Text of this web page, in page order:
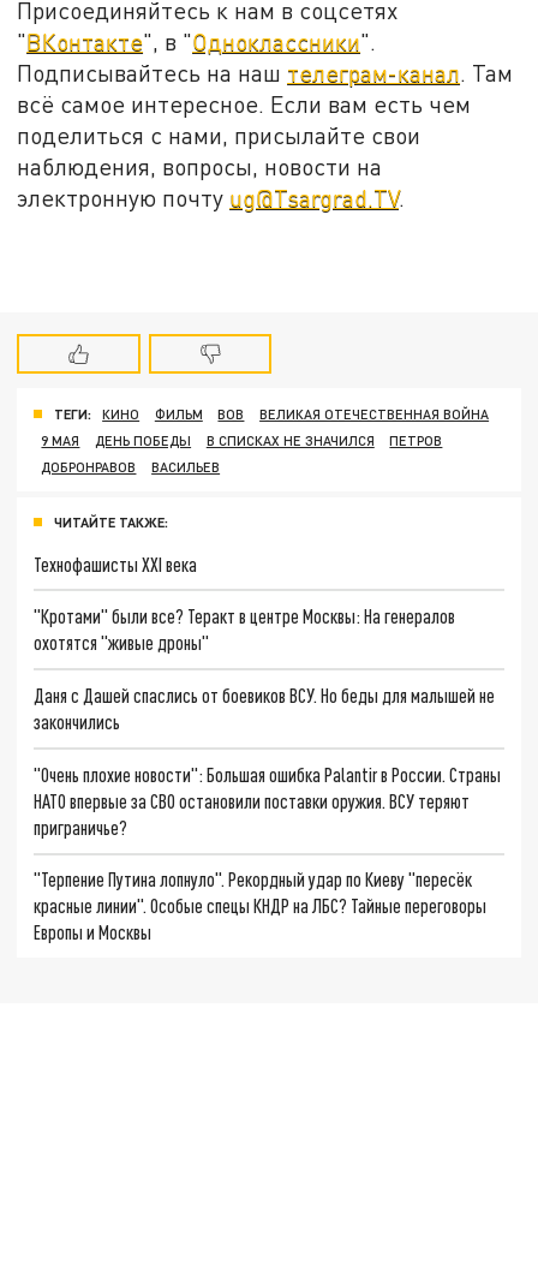
Присоединяйтесь к нам в соцсетях
"ВКонтакте", в "Одноклассники".
Подписывайтесь на наш телеграм-канал . Там
всё самое интересное. Если вам есть чем
поделиться с нами, присылайте свои
наблюдения, вопросы, новости на
электронную почту ug@Tsargrad.TV.
ТЕГИ: КИНО ФИЛЬМ ВОВ
ВЕЛИКАЯ ОТЕЧЕСТВЕННАЯ ВОЙНА
9 МАЯ
ДЕНЬ ПОБЕДЫ В СПИСКАХ НЕ ЗНАЧИЛСЯ
ПЕТРОВ
ДОБРОНРАВОВ
ВАСИЛЬЕВ
ЧИТАЙТЕ ТАКЖЕ:
Технофашисты XXI века
"Кротами" были все? Теракт в центре Москвы: На генералов
охотятся "живые дроны"
Даня с Дашей спаслись от боевиков ВСУ. Но беды для малышей не
закончились
"Очень плохие новости": Большая ошибка Palantir в России. Страны
НАТО впервые за СВО остановили поставки оружия. ВСУ теряют
приграничье?
"Терпение Путина лопнуло". Рекордный удар по Киеву "пересёк
красные линии". Особые спецы КНДР на ЛБС? Тайные переговоры
Европы и Москвы